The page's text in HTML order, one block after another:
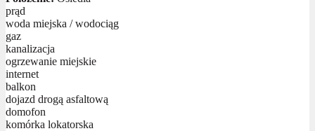
prąd
woda miejska / wodociąg
gaz
kanalizacja
ogrzewanie miejskie
internet
balkon
dojazd drogą asfaltową
domofon
komórka lokatorska